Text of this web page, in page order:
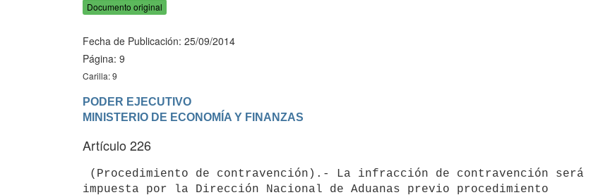
Documento original
Fecha de Publicación: 25/09/2014
Página: 9
Carilla: 9
PODER EJECUTIVO
Artículo 226
impuesta por la Dirección Nacional de Aduanas previo procedimiento